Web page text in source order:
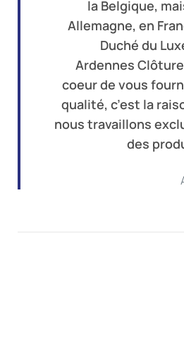
la Belgique,
Allemagne, en
Duché du
Ardennes
coeur de vous
qualité, c’est la
nous travaillons
des